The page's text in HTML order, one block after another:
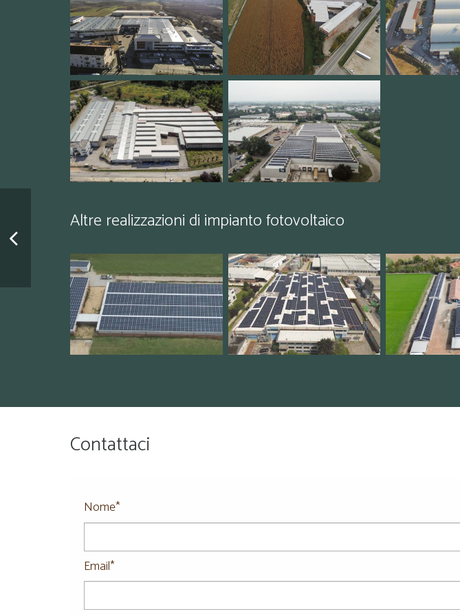
Altre realizzazioni di impianto fotovoltaico
Contattaci
Nome*
Email*